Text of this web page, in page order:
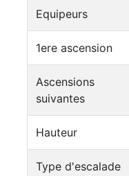
Equipeurs
1ere ascension
Ascensions
suivantes
Hauteur
Type d'escalade